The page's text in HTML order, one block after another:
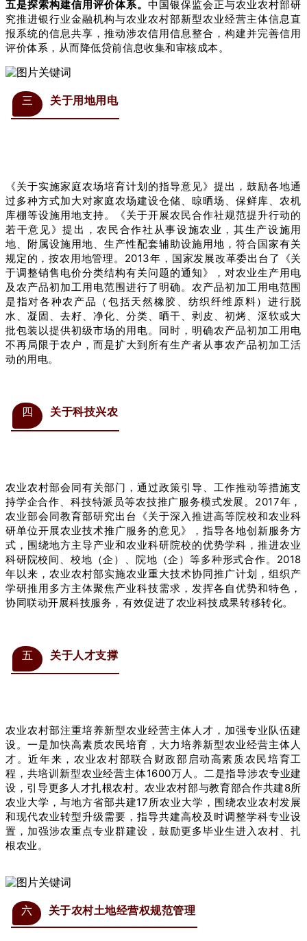
五是探索构建信用评价体系。中国银保监会正与农业农村部研
究推进银行业金融机构与农业农村部新型农业经营主体信息直
报系统的信息共享，推动涉农信用信息整合，构建并完善信用
评价体系，从而降低贷前信息收集和审核成本。
三 关于用地用电
《关于实施家庭农场培育计划的指导意见》提出，鼓励各地通
过多种方式加大对家庭农场建设仓储、晾晒场、保鲜库、农机
库棚等设施用地支持。《关于开展农民合作社规范提升行动的
若干意见》提出，农民合作社从事设施农业，其生产设施用
地、附属设施用地、生产性配套辅助设施用地，符合国家有关
规定的，按农用地管理。2013年，国家发展改革委出台了《关
于调整销售电价分类结构有关问题的通知》，对农业生产用电
及农产品初加工用电范围进行了明确。农产品初加工用电范围
是指对各种农产品（包括天然橡胶、纺织纤维原料）进行脱
水、凝固、去籽、净化、分类、晒干、剥皮、初烤、沤软或大
批包装以提供初级市场的用电。同时，明确农产品初加工用电
不再局限于农户，而是扩大到所有生产者从事农产品初加工活
动的用电。
四 关于科技兴农
农业农村部会同有关部门，通过政策引导、工作推动等措施支
持学企合作、科技特派员等农技推广服务模式发展。2017年，
农业部会同教育部研究出台《关于深入推进高等院校和农业科
研单位开展农业技术推广服务的意见》，指导各地创新服务方
式，围绕地方主导产业和农业科研院校的优势学科，推进农业
科研院校间、校地（企）、院地（企）等多种形式合作。2018
年以来，农业农村部实施农业重大技术协同推广计划，组织产
学研推用多方主体聚焦产业科技需求，发挥各自优势和特色，
协同联动开展科技服务，有效促进了农业科技成果转移转化。
五 关于人才支撑
农业农村部注重培养新型农业经营主体人才，加强专业队伍建
设。一是加快高素质农民培育，大力培养新型农业经营主体人
才。近年来，农业农村部联合财政部启动高素质农民培育工
程，共培训新型农业经营主体1600万人。二是指导涉农专业建
设，引导更多人才扎根农村。农业农村部与教育部合作共建8所
农业大学，与地方省部共建17所农业大学，围绕农业农村发展
和现代农业转型升级需要，指导共建高校及时调整学科专业设
置，加强涉农重点专业群建设，鼓励更多毕业生进入农村、扎
根农业。
六 关于农村土地经营权规范管理